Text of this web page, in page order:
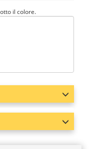
il colore.